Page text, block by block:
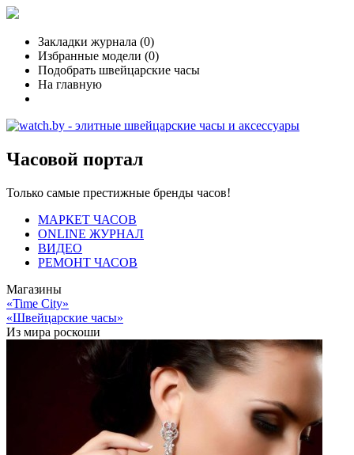
Закладки журнала (0)
Избранные модели (0)
Подобрать швейцарские часы
На главную
Часовой портал
Только самые престижные бренды часов!
МАРКЕТ ЧАСОВ
ONLINE ЖУРНАЛ
ВИДЕО
РЕМОНТ ЧАСОВ
Магазины
«Time City»
«Швейцарские часы»
Из мира роскоши